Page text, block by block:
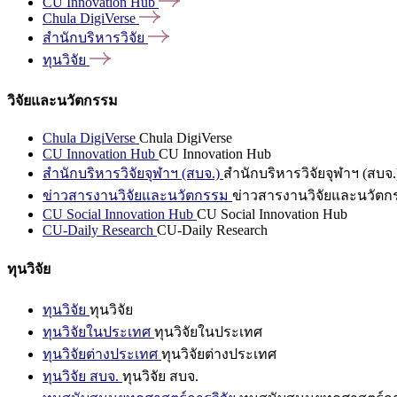
Chula DigiVerse
สำนักบริหารวิจัย
ทุนวิจัย
วิจัยและนวัตกรรม
Chula DigiVerse Chula DigiVerse
CU Innovation Hub CU Innovation Hub
สำนักบริหารวิจัยจุฬาฯ (สบจ.) สำนักบริหารวิจัยจุฬาฯ (สบจ
ข่าวสารงานวิจัยและนวัตกรรม ข่าวสารงานวิจัยและนวัตก
CU Social Innovation Hub CU Social Innovation Hub
CU-Daily Research CU-Daily Research
ทุนวิจัย
ทุนวิจัย ทุนวิจัย
ทุนวิจัยในประเทศ ทุนวิจัยในประเทศ
ทุนวิจัยต่างประเทศ ทุนวิจัยต่างประเทศ
ทุนวิจัย สบจ. ทุนวิจัย สบจ.